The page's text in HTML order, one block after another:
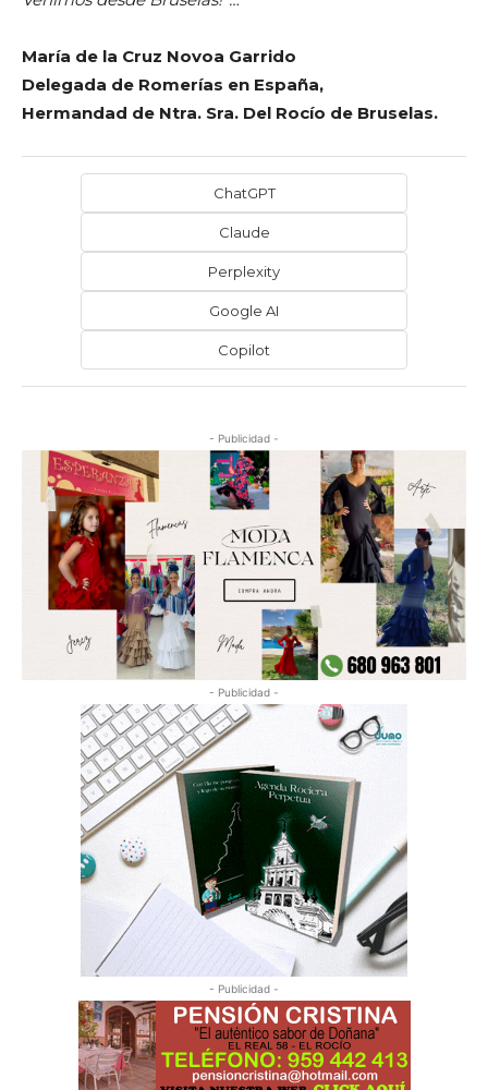
María de la Cruz Novoa Garrido
Delegada de Romerías en España,
Hermandad de Ntra. Sra. Del Rocío de Bruselas.
ChatGPT
Claude
Perplexity
Google AI
Copilot
- Publicidad -
- Publicidad -
- Publicidad -